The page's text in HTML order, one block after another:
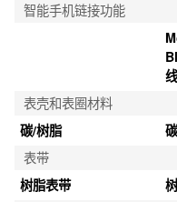
智能手机链接功能
表壳和表圈材料
碳/树脂
表带
树脂表带